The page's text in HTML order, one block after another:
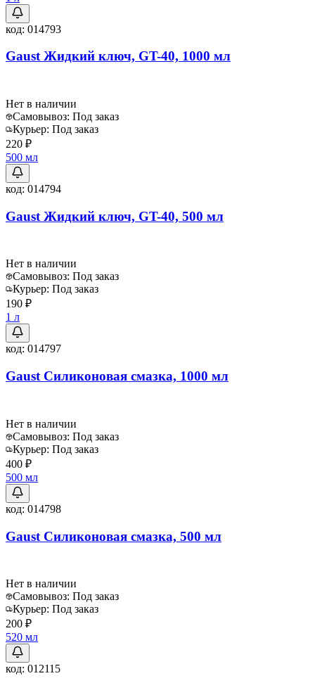
код: 014793
Gaust Жидкий ключ, GT-40, 1000 мл
Нет в наличии
Самовывоз: Под заказ
Курьер: Под заказ
220 ₽
500 мл
код: 014794
Gaust Жидкий ключ, GT-40, 500 мл
Нет в наличии
Самовывоз: Под заказ
Курьер: Под заказ
190 ₽
1 л
код: 014797
Gaust Силиконовая смазка, 1000 мл
Нет в наличии
Самовывоз: Под заказ
Курьер: Под заказ
400 ₽
500 мл
код: 014798
Gaust Силиконовая смазка, 500 мл
Нет в наличии
Самовывоз: Под заказ
Курьер: Под заказ
200 ₽
520 мл
код: 012115